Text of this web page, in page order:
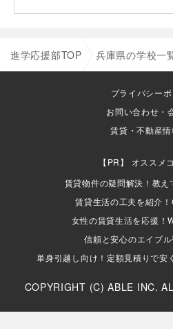
進学応援部TOP 兵庫県の学校一
プライバシー
お問い合わせ・
賃貸・不動産
オススメ
賃貸物件の疑問解決！教
賃貸生活の工夫を紹介
女性の賃貸生活を応援！
信頼と安心のエイブ
単身引越し向け！定額見積りで安
COPYRIGHT (C) ABLE INC.